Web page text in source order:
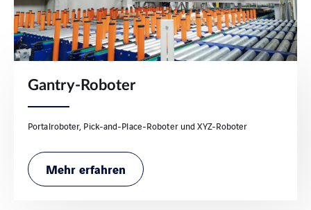
Gantry-Roboter
Portalroboter, Pick-and-Place-Roboter und XYZ-Roboter
Mehr erfahren